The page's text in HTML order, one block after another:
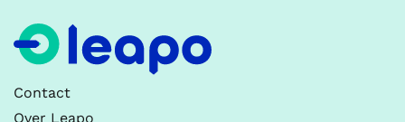
Contact
Over Leapo